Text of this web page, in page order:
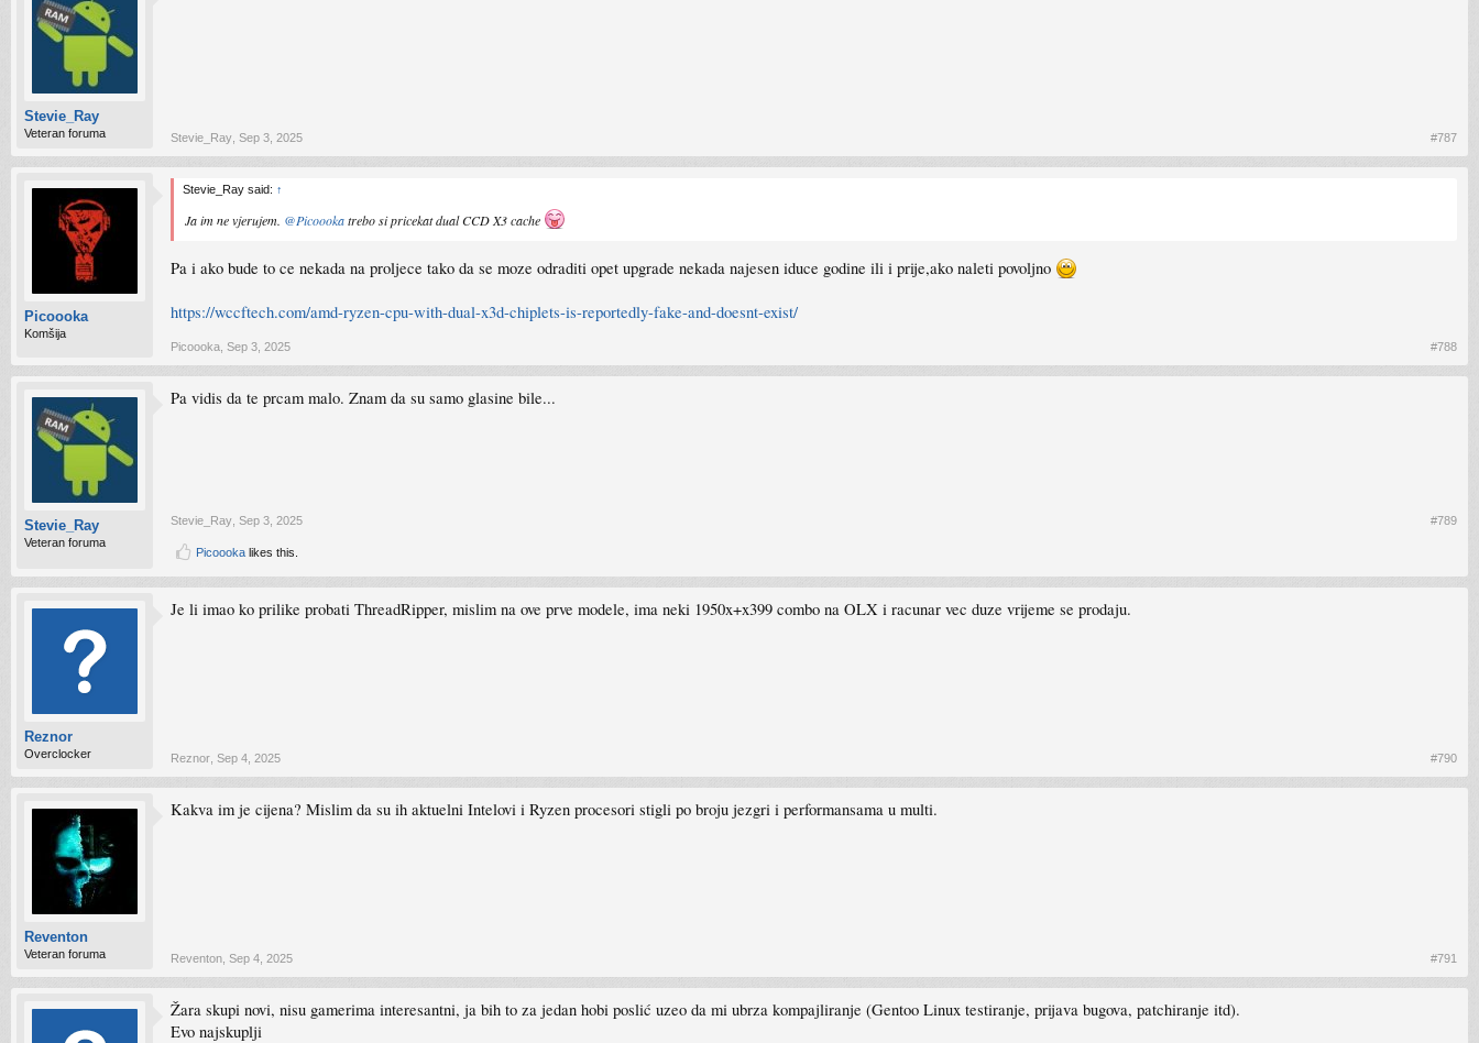
Stevie_Ray
Veteran foruma Stevie_Ray Sep 3, 2025 #787
Picoooka
Komšija
Stevie_Ray said: ↑
Ja im ne vjerujem. @Picoookatrebo si pricekat dual CCD X3 cache
Pa i ako bude to ce nekada na proljece tako da se moze odraditi opet upgrade nekada najesen iduce godine ili i prije,ako naleti povoljno
https://wccftech.com/amd-ryzen-cpu-with-dual-x3d-chiplets-is-reportedly-fake-and-doesnt-exist/
Picoooka Sep 3, 2025 #788
Stevie_Ray
Veteran foruma
Pa vidis da te prcam malo. Znam da su samo glasine bile...
Stevie_Ray Sep 3, 2025 #789
Picoooka likes this.
Reznor
Overclocker
Je li imao ko prilike probati ThreadRipper, mislim na ove prve modele, ima neki 1950x+x399 combo na OLX i racunar vec duze vrijeme se prodaju.
Reznor Sep 4, 2025 #790
Reventon
Veteran foruma
Kakva im je cijena? Mislim da su ih aktuelni Intelovi i Ryzen procesori stigli po broju jezgri i performansama u multi.
Reventon Sep 4, 2025 #791
Žara skupi novi, nisu gamerima interesantni, ja bih to za jedan hobi poslić uzeo da mi ubrza kompajliranje (Gentoo Linux testiranje, prijava bugova, patchiranje itd).
Evo najskuplji